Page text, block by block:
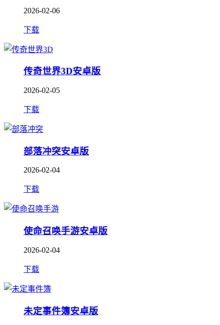
2026-02-06
下载
传奇世界3D安卓版
2026-02-05
下载
部落冲突安卓版
2026-02-04
下载
使命召唤手游安卓版
2026-02-04
下载
未定事件簿安卓版